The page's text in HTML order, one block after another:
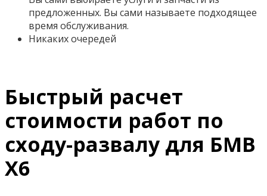
предложенных. Вы сами называете подходящее
время обслуживания.
Никаких очередей
Быстрый расчет
стоимости работ по
сходу-развалу для БМВ
Х6